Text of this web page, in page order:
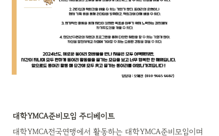
대학YMCA준비모임 주디베이트
대학YMCA전국연맹에서 활동하는 대학YMCA준비모임이며